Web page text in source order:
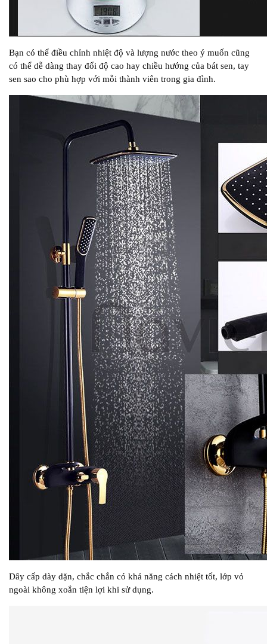
Bạn có thể điều chỉnh nhiệt độ và lượng nước theo ý muốn cũng
có thể dễ dàng thay đổi độ cao hay chiều hướng của bát sen, tay
sen sao cho phù hợp với mỗi thành viên trong gia đình.
Dây cấp dày dặn, chắc chắn có khả năng cách nhiệt tốt, lớp vỏ
ngoài không xoắn tiện lợi khi sử dụng.